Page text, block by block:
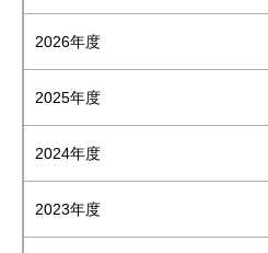
2026年度
2025年度
2024年度
2023年度